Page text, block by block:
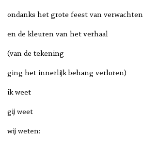
ondanks het grote feest van verwachten
en de kleuren van het verhaal
(van de tekening
ging het innerlijk behang verloren)
ik weet
gij weet
wij weten: